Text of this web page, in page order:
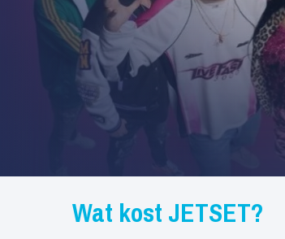
Wat kost JETSET?